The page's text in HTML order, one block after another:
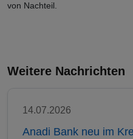
von Nachteil.
Weitere Nachrichten
14.07.2026
Anadi Bank neu im